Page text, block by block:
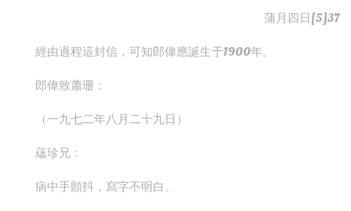
蒲月四日[5]37
經由過程這封信，可知郎偉應誕生于1900年。
郎偉致蕭珊：
（一九七二年八月二十九日）
蘊珍兄：
病中手顫抖，寫字不明白。